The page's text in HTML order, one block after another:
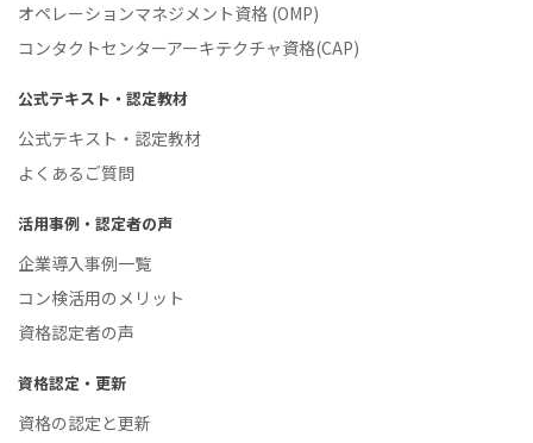
オペレーションマネジメント資格 (OMP)
コンタクトセンターアーキテクチャ資格(CAP)
公式テキスト・認定教材
公式テキスト・認定教材
よくあるご質問
活用事例・認定者の声
企業導入事例一覧
コン検活用のメリット
資格認定者の声
資格認定・更新
資格の認定と更新